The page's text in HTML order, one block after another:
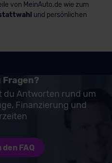
von MeinAuto.de wie zum
und persönlichen
Fragen?
du Antworten rund um
Finanzierung und
den FAQ